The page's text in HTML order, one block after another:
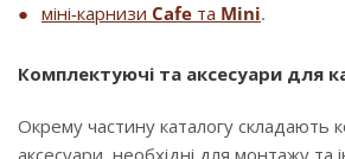
міні-карнизи Cafe та Mini.
Комплектуючі та аксесуари для
Окрему частину каталогу складають
аксесуари, необхідні для монтажу та